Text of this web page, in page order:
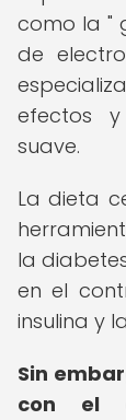
como la "
de
efectos
suave.
La dieta
la
en el
insulina y
Sin
con el